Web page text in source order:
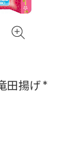
田揚げ *